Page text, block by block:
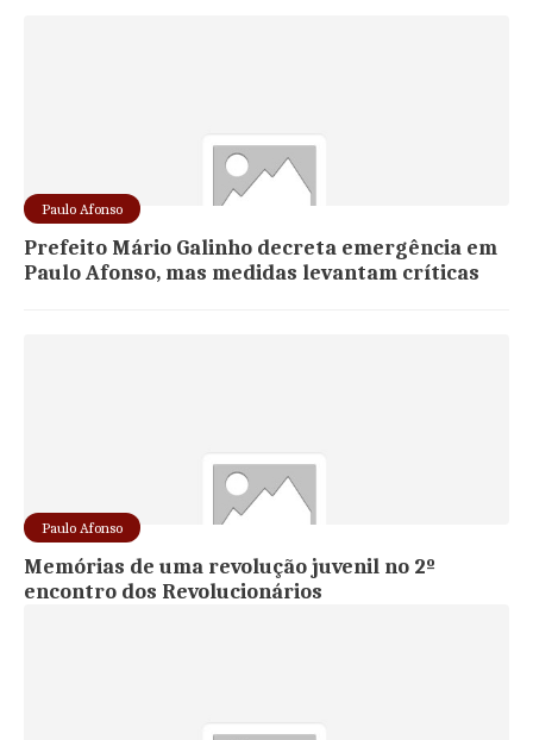
Paulo Afonso
Prefeito Mário Galinho decreta emergência em
Paulo Afonso, mas medidas levantam críticas
Paulo Afonso
Memórias de uma revolução juvenil no 2º
encontro dos Revolucionários